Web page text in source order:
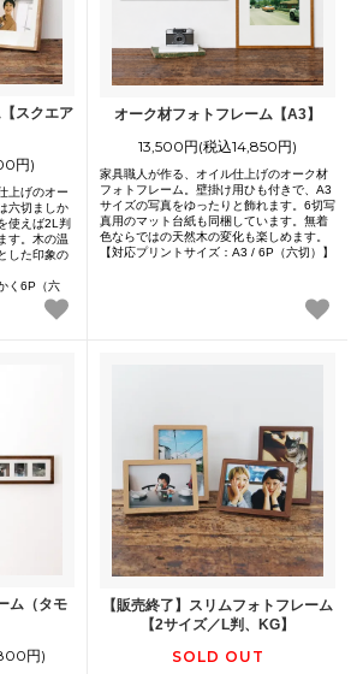
スクエア
円)
上げのオー
六切ましか
使えば2L判
す。木の温
した印象の
く6P（六
オーク材フォトフレーム【A3】
13,500円(税込14,850円)
家具職人が作る、オイル仕上げのオーク材
フォトフレーム。壁掛け用ひも付きで、A3
サイズの写真をゆったりと飾れます。6切写
真用のマット台紙も同梱しています。無着
色ならではの天然木の変化も楽しめます。
【対応プリントサイズ：A3 / 6P（六切）】
ム（タモ
円)
【販売終了】スリムフォトフレーム
【2サイズ／L判、KG】
SOLD OUT